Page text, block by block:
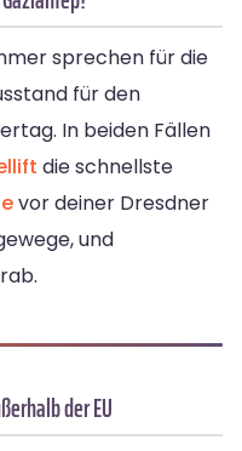
sprechen für die
für den
In beiden Fällen
die schnellste
vor deiner Dresdner
und
der EU